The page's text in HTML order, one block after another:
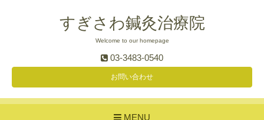
すぎさわ鍼灸治療院
Welcome to our homepage
03-3483-0540
お問い合わせ
MENU